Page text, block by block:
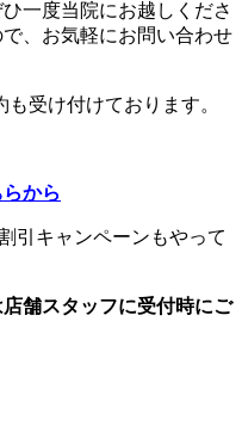
一度当院にお越しくださ
、お気軽にお問い合わせ
受け付けております。
から
引キャンペーンもやって
舗スタッフに受付時にご